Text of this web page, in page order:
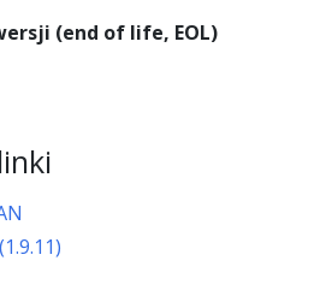
(end of life, EOL)